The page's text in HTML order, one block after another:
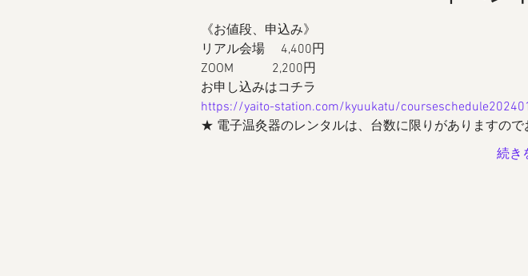
《お値段、申込み》
リアル会場　 4,400円
ZOOM　　　2,200円
お申し込みはコチラ
https://yaito-station.com/kyuukatu/
★ 電子温灸器のレンタルは、台数に限りがありますので
続き